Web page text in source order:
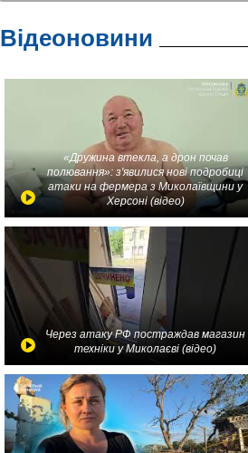
Відеоновини
«Дружина втекла, а дрон почав
полювання»: з'явилися нові подробиці
атаки на фермера з Миколаївщини у
Херсоні (відео)
Через атаку РФ постраждав магазин
техніки у Миколаєві (відео)